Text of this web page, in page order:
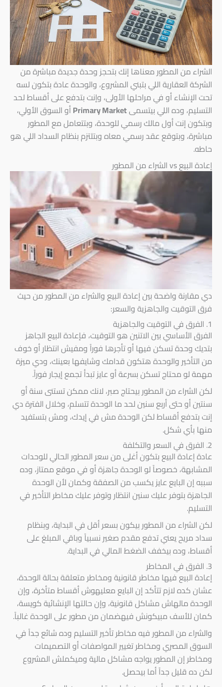
الشراء من المطور معناها إنك بتحجز وحدة جديدة مباشرة من
الشركة العقارية اللي بتبني المشروع، والوحدة عادة بتكون لسه
تحت الإنشاء أو في مراحلها الأولى، وإنت بتدفع على أقساط لحد
التسليم، وده اللي بيتسمىPrimary Marketأو السوق الأولي،
وبتكون إنت أول مالك رسمي للوحدة، وبتتعامل مع المطور
مباشرة، وبتوقع عقد رسمي معاه وبتلتزم بنظام السداد اللي هو
حاطه.
إعادة البيع vs الشراء من المطور
دي مقارنة واضحة بين إعادة البيع والشراء من المطور من حيث
فرق التوقيت والجاهزية والسعر:
1. الفرق في التوقيت والجاهزية
الفرق الأساسي بين الاتنين هو التوقيت، فإعادة البيع الجاهز
بتديك وحدة تسكن فيها أو تأجرها فوراً ومفيش انتظار أو خوف
من التأخير والوحدة هتكون قدامك وشايفها بعينك، ودي ميزة
مهمة لو محتاج تسكن بسرعة أو عايز تبدأ تجمع إيجار فوراً.
لكن الشراء من المطور بيحتاج صبر، لانك ممكن تستنى سنة أو
سنتين أو حتى أربع سنين لحد ما الوحدة تتسلم، وخلال الفترة دي
إنت بتدفع أقساط لكن الوحدة مش في إيدك، ومش بتستفيد
منها بأي شكل.
2. الفرق في السعر والتكلفة
عادة إعادة البيع بتكون أغلى من سعر المطور الحالي للوحدات
المشابهة، خصوصاً لو الوحدة جاهزة أو في موقع ممتاز، وده
سببه إن البايع عايز يكسب من الصفقة وكمان لأن الوحدة
الجاهزة بتوفر عليك سنين انتظار وتوفر عليك مخاطر التأخير في
التسليم.
لكن الشراء من المطور بيكون بسعر أقل في البداية، وبنظام
سداد مريح يعني تدفع مقدم صغير نسبياً وباقي المبلغ على
أقساط، وده بيخفف الضغط المالي في البداية.
3. الفرق في المخاطر
إعادة البيع فيها مخاطر قانونية ومخاطر متعلقة بحالة الوحدة،
عشان كده لازم تتأكد إن البايع معليهوش أقساط متأخرة، وإن
الوحدة مالهاش مشاكل قانونية، وإن حالتها الإنشائية كويسة،
كمان للأسف مبيكونش فيهضمان من مطور على الوحدة غالباً.
والشراء من المطور فيه مخاطر تأخير التسليم وده شائع جداً في
السوق المصري ومخاطر تغيير المواصفات أو التصميمات
ومخاطر إن المطور يواجه مشاكل مالية وميكملش المشروع
لكن ده قليل جداً أما بيحصل.